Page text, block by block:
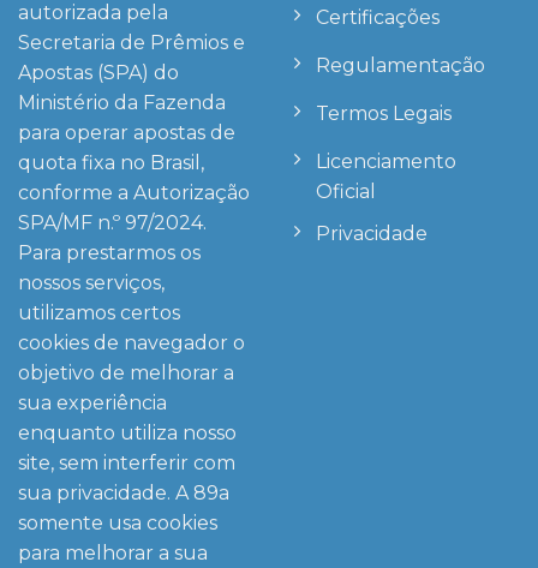
autorizada pela
Secretaria de Prêmios e
Apostas (SPA) do
Ministério da Fazenda
para operar apostas de
quota fixa no Brasil,
conforme a Autorização
SPA/MF n.º 97/2024.
Para prestarmos os
nossos serviços,
utilizamos certos
cookies de navegador o
objetivo de melhorar a
sua experiência
enquanto utiliza nosso
site, sem interferir com
sua privacidade. A89a
somente usa cookies
para melhorar a sua
Certificações
Regulamentação
Termos Legais
Licenciamento
Oficial
Privacidade